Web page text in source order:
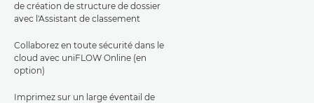
de création de structure de dossier
avec l'Assistant de classement
Collaborez en toute sécurité dans le
cloud avec uniFLOW Online (en
option)
Imprimez sur un large éventail de